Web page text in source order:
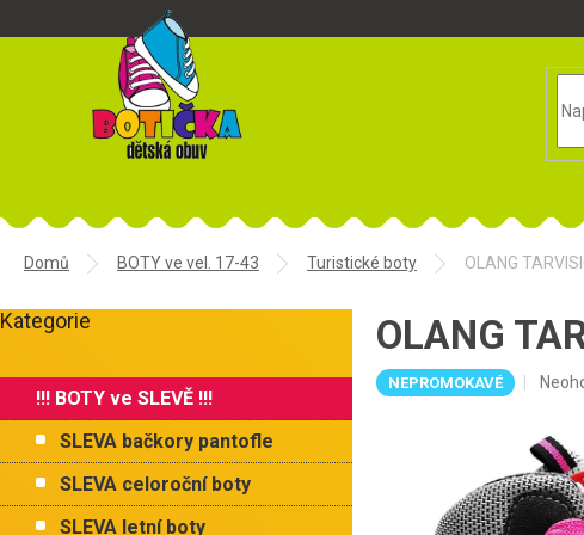
Domů BOTY ve vel. 17-43 Turistické boty OLANG
o
t
n
í
Přeskočit
Kategorie
!!! BOTY ve SLEVĚ !!!
SLEVA bačkory pantofle
SLEVA celoroční boty
SLEVA letní boty
OLANG
NEPROMOKAVÉ
je
0,0
z
5